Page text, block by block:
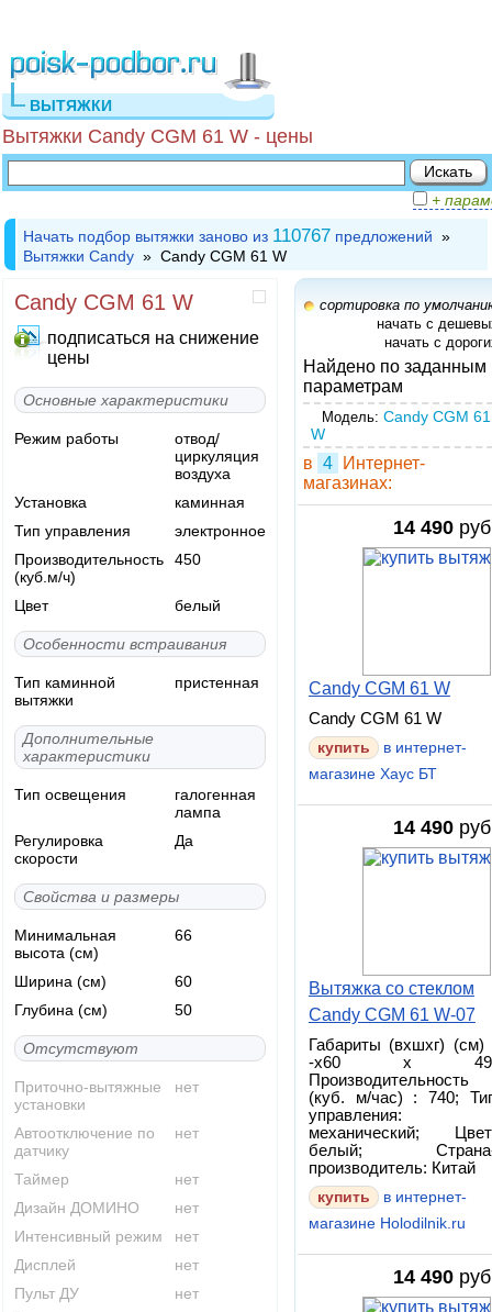
ВЫТЯЖКИ
Вытяжки Candy CGM 61 W - цены
+
Начать подбор вытяжки заново из 110767 предложений »
Вытяжки Candy » Candy CGM 61 W
Candy CGM 61 W
подписаться на снижение
цены
Основные характеристики
Режим работы
отвод/
циркуляция
воздуха
Установка
каминная
Тип управления
электронное
Производительность
(куб.м/ч)
450
Цвет белый
Особенности встраивания
Тип каминной
вытяжки
пристенная
Дополнительные
характеристики
Тип освещения
галогенная
лампа
Регулировка
скорости
Да
Свойства и размеры
Минимальная
высота (см)
66
Ширина (см)
60
Глубина (см)
50
Отсутствуют
Приточно-вытяжные
установки
нет
Автоотключение по
датчику
нет
Таймер
нет
Дизайн ДОМИНО
нет
Интенсивный режим
нет
Дисплей
нет
Пульт ДУ
нет
сортировка по
начать с
начать с
Найдено по заданным
параметрам
Модель: Candy CGM 61
W
в 4
Интернет-
магазинах:
14 490
Candy CGM 61 W
Candy CGM 61 W
купить
в интернет-
магазине Хаус БТ
14 490
Вытяжка со стеклом
Candy CGM 61 W-07
Габариты (вхшхг) (см)
-х60 x
Производительность
(куб. м/час) : 740;
управления:
механический;
белый;
производитель: Китай
купить
в интернет-
магазине Holodilnik.ru
14 490